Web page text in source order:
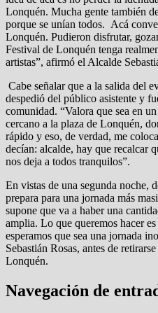
Lonquén. Mucha gente también
porque se unían todos. Acá
Lonquén. Pudieron disfrutar,
Festival de Lonquén tenga
artistas”, afirmó el Alcalde
Cabe señalar que a la salida del
despedió del público asistente y
comunidad. “Valora que sea en
cercano a la plaza de Lonquén,
rápido y eso, de verdad, me
decían: alcalde, hay que recalcar
nos deja a todos tranquilos”.
En vistas de una segunda noche,
prepara para una jornada más
supone que va a haber una
amplia. Lo que queremos hacer
esperamos que sea una jornada
Sebastián Rosas, antes de
Lonquén.
Navegación de